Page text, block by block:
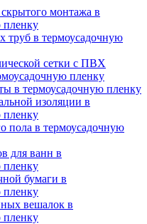
монтажа в
пленку
труб в термоусадочную
сетки с ПВХ
пленку
в термоусадочную пленку
изоляции в
пленку
пола в термоусадочную
для ванн в
пленку
бумаги в
пленку
вешалок в
пленку